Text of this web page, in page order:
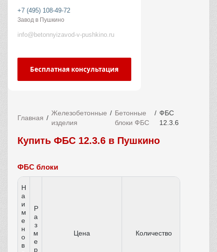
+7 (495) 108-49-72
Завод в Пушкино
info@betonnyizavod-v-pushkino.ru
Бесплатная консультация
Главная
Железобетонные
изделия
Бетонные
блоки ФБС
ФБС
12.3.6
Купить ФБС 12.3.6 в Пушкино
ФБС блоки
Н
а
и
м
е
н
о
в
Р
а
з
м
е
р
Цена Количество